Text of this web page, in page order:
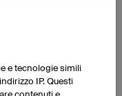
lavorazione di capi
dei tessuti tecnici e
per tutti i prodotti finiti.
e tecnologie simili
IP. Questi